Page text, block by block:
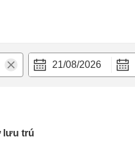
21/08/2026
lưu trú